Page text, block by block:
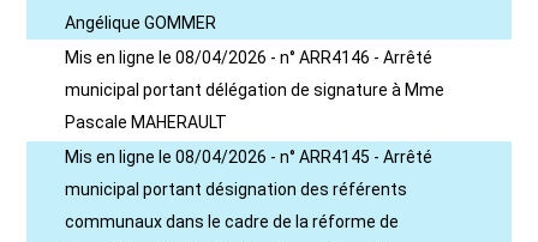
Angélique GOMMER
Mis en ligne le 08/04/2026 - n° ARR4146 - Arrêté
municipal portant délégation de signature à Mme
Pascale MAHERAULT
Mis en ligne le 08/04/2026 - n° ARR4145 - Arrêté
municipal portant désignation des référents
communaux dans le cadre de la réforme de